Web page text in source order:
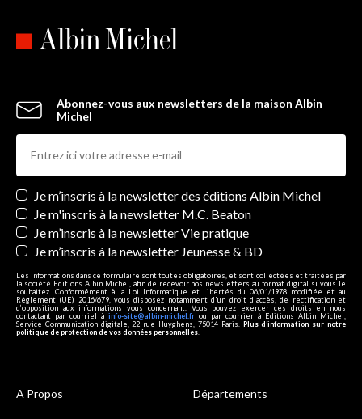
Abonnez-vous aux newsletters de la maison Albin
Michel
Newsletters
Je m’inscris à la newsletter des éditions Albin Michel
Je m'inscris à la newsletter M.C. Beaton
Je m’inscris à la newsletter Vie pratique
Je m’inscris à la newsletter Jeunesse & BD
Les informations dans ce formulaire sont toutes obligatoires, et sont collectées et traitées par
la société Editions Albin Michel, afin de recevoir nos newsletters au format digital si vous le
souhaitez. Conformément à la Loi Informatique et Libertés du 06/01/1978 modifiée et au
Règlement (UE) 2016/679, vous disposez notamment d'un droit d'accès, de rectification et
d’opposition aux informations vous concernant. Vous pouvez exercer ces droits en nous
contactant par courriel à info-site@albin-michel.fr ou par courrier à Editions Albin Michel,
Service Communication digitale, 22 rue Huyghens, 75014 Paris. Plus d’information sur notre
politique de protection de vos données personnelles
A Propos Départements